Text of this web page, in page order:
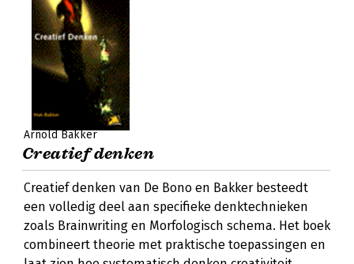
Arnold Bakker
Creatief denken
Creatief denken van De Bono en Bakker besteedt
een volledig deel aan specifieke denktechnieken
zoals Brainwriting en Morfologisch schema. Het boek
combineert theorie met praktische toepassingen en